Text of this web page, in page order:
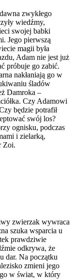
zwykłego
wiedźmy,
swojej babki
Jego pierwszą
magii była
Adam nie jest już
próbuje go zabić.
nakłaniają go w
śladów
Damroka –
Czy Adamowi
będzie potrafił
swój los?
ognisku, podczas
i zielarką,
Zoi.
zwierzak wywraca
szuka wsparcia u
prawdziwie
odkrywa, że
dar. Na początku
zmieni jego
w świat, w który